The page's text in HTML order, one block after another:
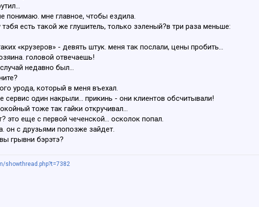
понимаю. мне главное, чтобы ездила.
тэбя есть такой же глушитель, только зэленый?в три раза меньше:
«крузеров» - девять штук. меня так послали, цены пробить...
головой отвечаешь!
недавно был...
урода, который в меня въехал.
сервис один накрыли... прикинь - они клиентов обсчитывали!
тоже так гайки откручивал...
это еще с первой чеченской... осколок попал.
он с друзьями попозже зайдет.
грывни бэрэтэ?
showthread.php?t=7382